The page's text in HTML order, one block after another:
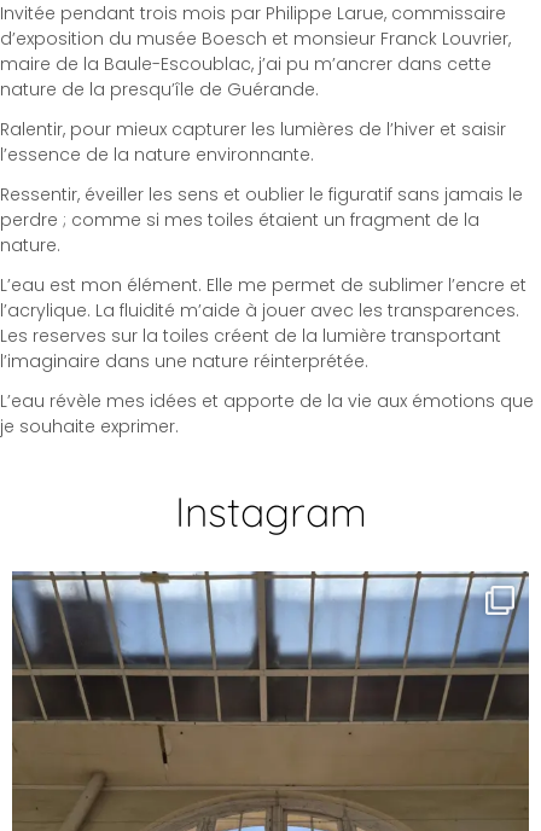
Invitée pendant trois mois par Philippe Larue, commissaire
d’exposition du musée Boesch et monsieur Franck Louvrier,
maire de la Baule-Escoublac, j’ai pu m’ancrer dans cette
nature de la presqu’île de Guérande.
Ralentir, pour mieux capturer les lumières de l’hiver et saisir
l’essence de la nature environnante.
Ressentir, éveiller les sens et oublier le figuratif sans jamais le
perdre ; comme si mes toiles étaient un fragment de la
nature.
L’eau est mon élément. Elle me permet de sublimer l’encre et
l’acrylique. La fluidité m’aide à jouer avec les transparences.
Les reserves sur la toiles créent de la lumière transportant
l’imaginaire dans une nature réinterprétée.
L’eau révèle mes idées et apporte de la vie aux émotions que
je souhaite exprimer.
Instagram